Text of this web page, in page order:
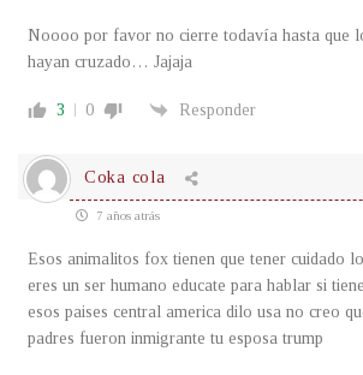
Noooo por favor no cierre todavía hasta que
hayan cruzado… Jajaja
3 0 Responder
Coka cola
7 años atrás
Esos animalitos fox tienen que tener cuidado
eres un ser humano educate para hablar si
esos paises central america dilo usa no creo
padres fueron inmigrante tu esposa trump